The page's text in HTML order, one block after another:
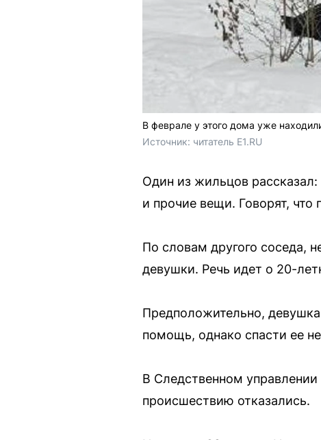
В феврале у этого дома уже
Источник: читатель E1.RU
Один из жильцов
и прочие вещи. Говорят,
По словам другого соседа,
девушки. Речь идет о 20-
Предположительно,
помощь, однако спасти ее
В Следственном
происшествию отказались.